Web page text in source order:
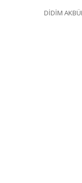
DİDİM